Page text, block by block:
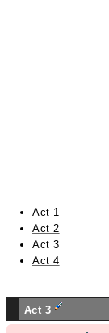
Act 1
Act 2
Act 3
Act 4
Act 3